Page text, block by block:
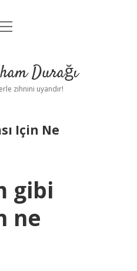
UyarıDurağı
zihnini uyandır!
Için Ne
gibi
ne